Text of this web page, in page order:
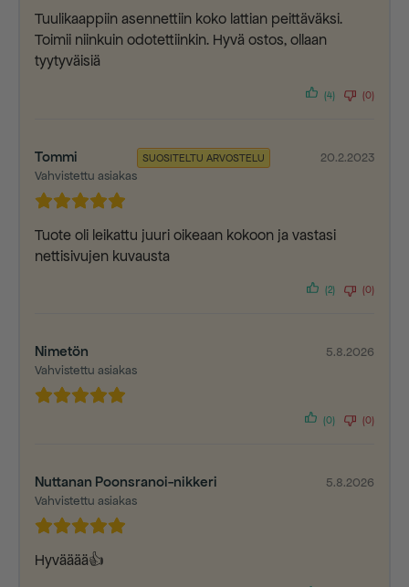
Tuulikaappiin asennettiin koko lattian peittäväksi.
Toimii niinkuin odotettiinkin. Hyvä ostos, ollaan
tyytyväisiä
(4) (0)
Tommi
Vahvistettu asiakas
SUOSITELTU ARVOSTELU 20.2.2023
Tuote oli leikattu juuri oikeaan kokoon ja vastasi
nettisivujen kuvausta
(2) (0)
Nimetön
Vahvistettu asiakas
5.8.2026
(0) (0)
Nuttanan Poonsranoi-nikkeri
Vahvistettu asiakas
5.8.2026
Hyvääää👍